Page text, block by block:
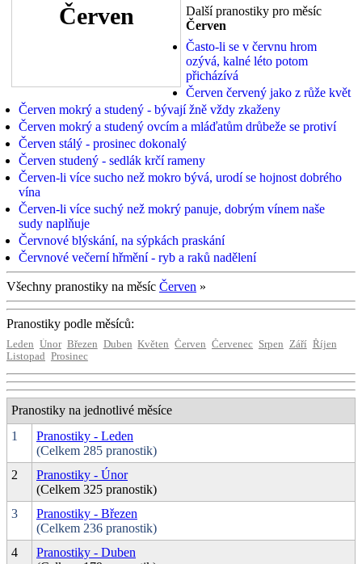
Červen
Další pranostiky pro měsíc
Červen
Často-li se v červnu hrom
ozývá, kalné léto potom
přicházívá
Červen červený jako z růže květ
Červen mokrý a studený - bývají žně vždy zkaženy
Červen mokrý a studený ovcím a mláďatům drůbeže se protiví
Červen stálý - prosinec dokonalý
Červen studený - sedlák krčí rameny
Červen-li více sucho než mokro bývá, urodí se hojnost dobrého
vína
Červen-li více suchý než mokrý panuje, dobrým vínem naše
sudy naplňuje
Červnové blýskání, na sýpkách praskání
Červnové večerní hřmění - ryb a raků nadělení
Všechny pranostiky na měsíc Červen »
Pranostiky podle měsíců:
Leden Únor Březen Duben Květen Červen Červenec Srpen Září Říjen
Listopad Prosinec
Pranostiky na jednotlivé měsíce
1
Pranostiky - Leden
(Celkem 285 pranostik)
2
Pranostiky - Únor
(Celkem 325 pranostik)
3
Pranostiky - Březen
(Celkem 236 pranostik)
4
Pranostiky - Duben